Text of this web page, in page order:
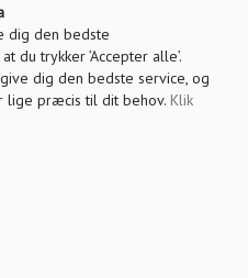
dig den bedste
du trykker ’Accepter alle’.
dig den bedste service, og
lige præcis til dit behov. Klik
montering